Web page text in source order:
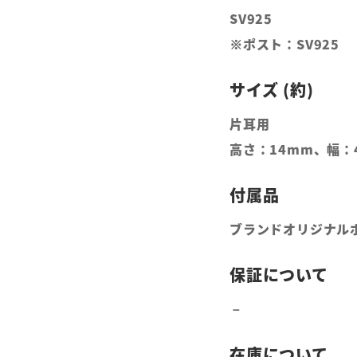
SV925
※ポスト：SV925
片耳用
高さ：14mm、幅
ブランドオリジナル